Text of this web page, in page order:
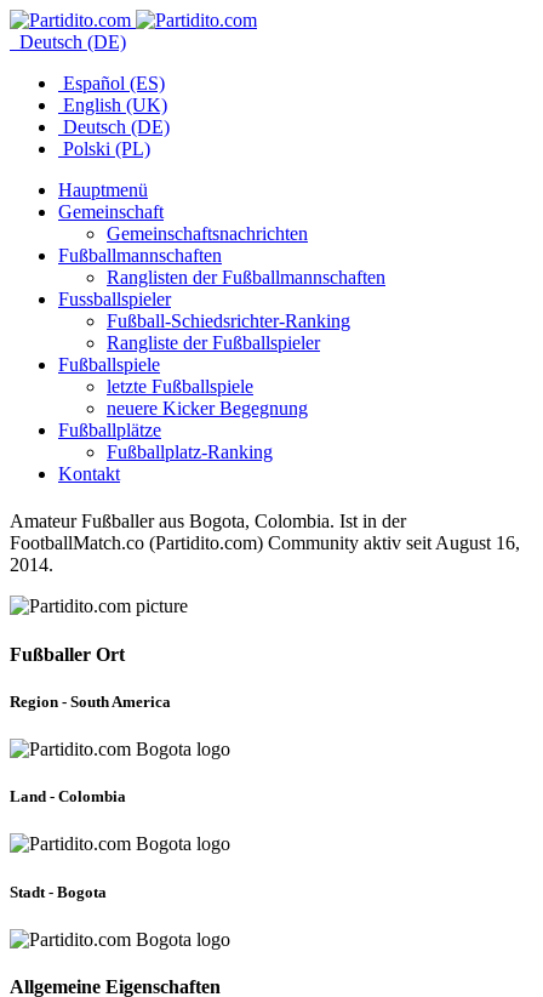
Deutsch (DE)
Español (ES)
English (UK)
Deutsch (DE)
Polski (PL)
Hauptmenü
Gemeinschaft
Gemeinschaftsnachrichten
Fußballmannschaften
Ranglisten der Fußballmannschaften
Fussballspieler
Fußball-Schiedsrichter-Ranking
Rangliste der Fußballspieler
Fußballspiele
letzte Fußballspiele
neuere Kicker Begegnung
Fußballplätze
Fußballplatz-Ranking
Kontakt
Amateur Fußballer aus Bogota, Colombia. Ist in der
FootballMatch.co (Partidito.com) Community aktiv seit August 16,
2014.
Fußballer Ort
Region - South America
Land - Colombia
Stadt - Bogota
Allgemeine Eigenschaften